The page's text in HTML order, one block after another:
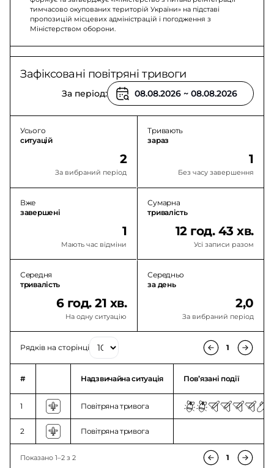
тимчасово окупованих територій України» на підставі
пропозицій місцевих адміністрацій і погодження з
Міністерством оборони.
Зафіксовані повітряні тривоги
За період:
Усього
ситуацій
2
За вибраний період
Тривають
зараз
1
Без часу завершення
Вже
завершені
1
Мають час відміни
Сумарна
тривалість
12 год. 43 хв.
Усі записи разом
Середня
тривалість
6 год. 21 хв.
На одну ситуацію
Середньо
за день
2,0
За вибраний період
Рядків на сторінці 1
# Надзвичайна ситуація Повʼязані події
1 Повітряна тривога
2 Повітряна тривога
Показано 1–2 з 2 1